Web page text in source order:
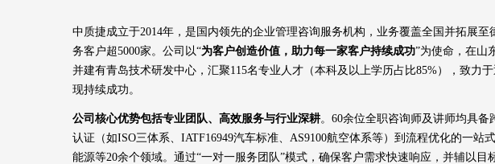
中质捷成立于2014年，是国内领先的企业管理咨询服务机构，业务覆盖全国并拓展
务客户超5000家。公司以“为客户创造价值，助力每一家客户持续成功”为使命，在山
并建有青岛技术研发中心，汇聚115名专业人才（本科及以上学历占比85%），致力
现持续成功。
公司核心优势包括专业团队、高效服务与行业深耕。60余位全职咨询师及讲师均具
认证（如ISO三体系、IATF16949汽车标准、AS9100航空体系等）到流程优化的一站
能源等20余个领域。通过“一对一服务团队”模式，确保客户需求快速响应，并辅以